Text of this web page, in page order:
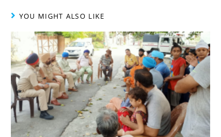
YOU MIGHT ALSO LIKE